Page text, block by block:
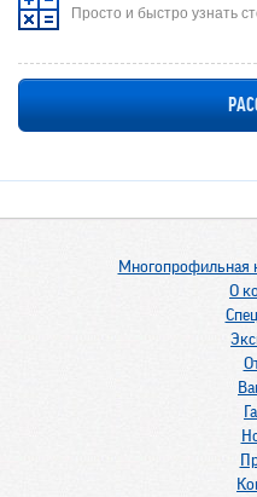
Просто и быстро узнать
Многопрофильная
О